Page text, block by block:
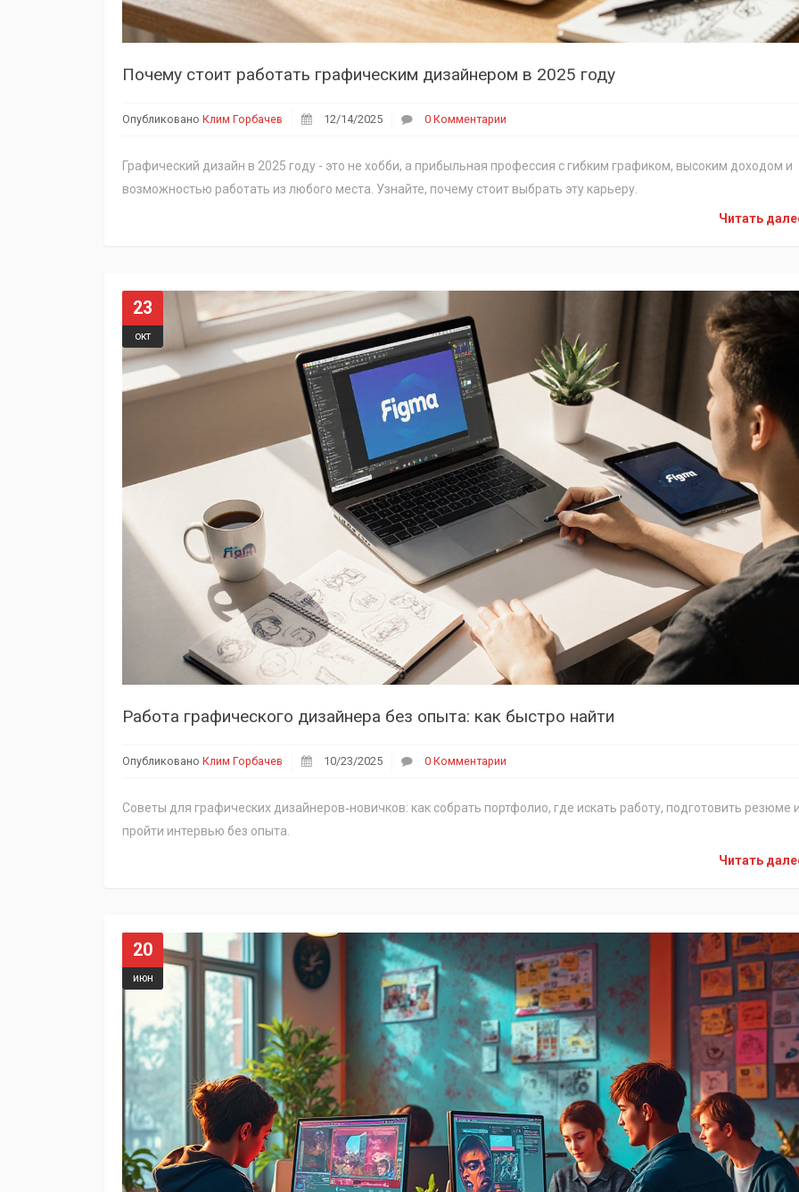
Почему стоит работать графическим дизайнером в 2025 году
Опубликовано Клим Горбачев 12/14/2025 0 Комментарии
Графический дизайн в 2025 году - это не хобби, а прибыльная профессия с гибким графиком, высоким доходом и
возможностью работать из любого места. Узнайте, почему стоит выбрать эту карьеру.
Читать
23
окт
Работа графического дизайнера без опыта: как быстро найти
Опубликовано Клим Горбачев 10/23/2025 0 Комментарии
Советы для графических дизайнеров‑новичков: как собрать портфолио, где искать работу, подготовить резюме
пройти интервью без опыта.
Читать
20
июн